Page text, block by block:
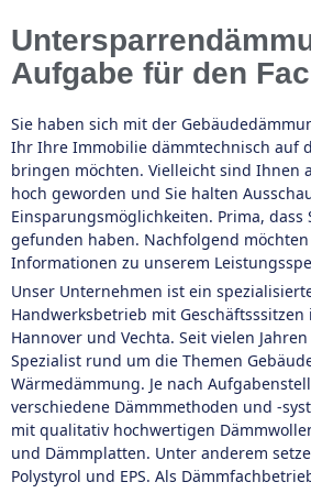
Aufgabe für den
Sie haben sich mit der
Ihr Ihre Immobilie dämmtechnisch auf
bringen möchten. Vielleicht sind Ihnen
hoch geworden und Sie halten
Einsparungsmöglichkeiten. Prima, dass
gefunden haben. Nachfolgend
Informationen zu unserem
Unser Unternehmen ist ein
Handwerksbetrieb mit
Hannover und Vechta. Seit vielen
Spezialist rund um die Themen
Wärmedämmung. Je nach
verschiedene Dämmmethoden und -
mit qualitativ hochwertigen
und Dämmplatten. Unter anderem
Polystyrol und EPS. Als